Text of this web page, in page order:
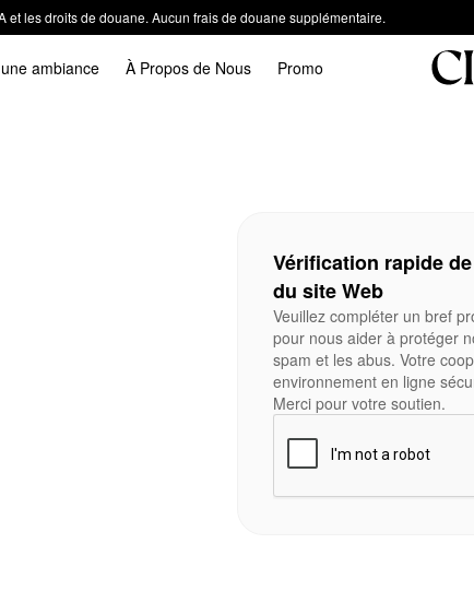
et les droits de douane. Aucun frais de douane supplémentaire.
ambiance À Propos de Nous Promo
Vérification rapide
du site Web
Veuillez compléter un bref
pour nous aider à protéger
spam et les abus. Votre
environnement en ligne
Merci pour votre soutien.